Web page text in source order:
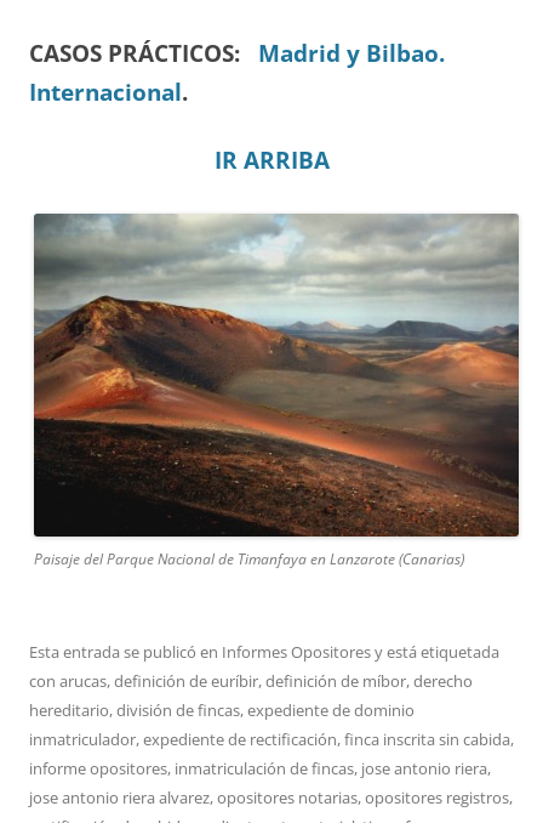
CASOS PRÁCTICOS: Madrid y Bilbao.
Internacional.
IR ARRIBA
Paisaje del Parque Nacional de Timanfaya en Lanzarote (Canarias)
Esta entrada se publicó en Informes Opositoresy está etiquetada
con arucas,definición de euríbir,definición de míbor,derecho
hereditario,división de fincas,expediente de dominio
inmatriculador,expediente de rectificación,finca inscrita sin cabida,
informe opositores, inmatriculación de fincas, jose antonio riera,
jose antonio riera alvarez,opositores notarias,opositores registros,